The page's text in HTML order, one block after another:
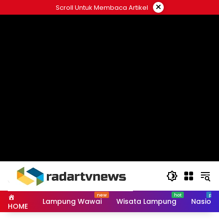
to
Scroll Untuk Membaca Artikel ×
HOME Lampung Wawai Wisata Lampung